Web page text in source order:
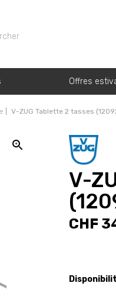
Offres
V-ZUG Tablette 2 tasses
V-
CHF